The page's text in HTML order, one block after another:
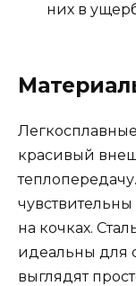
них в
красивый
чувствительны
на кочках.
идеальны для
выглядят